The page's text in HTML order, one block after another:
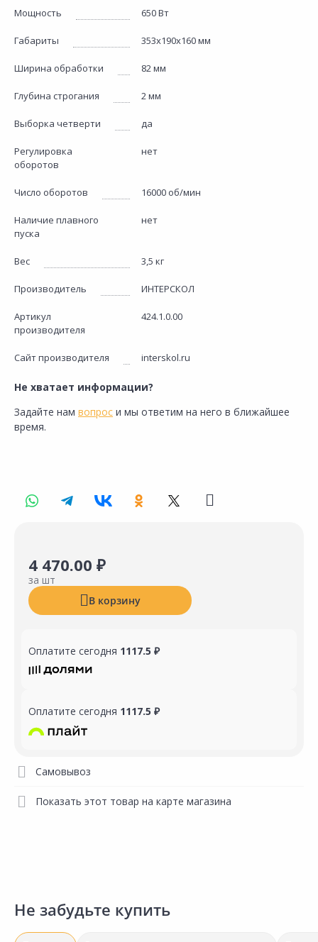
Мощность 650 Вт
Габариты 353х190х160 мм
Ширина обработки 82 мм
Глубина строгания 2 мм
Выборка четверти да
Регулировка
оборотов
нет
Число оборотов 16000 об/мин
Наличие плавного
пуска
нет
Вес 3,5 кг
Производитель ИНТЕРСКОЛ
Артикул
производителя
424.1.0.00
Сайт производителя interskol.ru
Не хватает информации?
Задайте нам вопрос и мы ответим на него в ближайшее
время.
4 470.00 ₽
за шт
В корзину
Оплатите сегодня 1117.5 ₽
Оплатите сегодня 1117.5 ₽
Самовывоз
Показать этот товар на карте магазина
Не забудьте купить